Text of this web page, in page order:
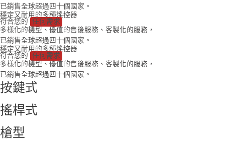
已銷售全球超過四十個國家。
穩定又耐用的多種遙控器
符合您的 任何需求
多樣化的機型、優值的售後服務、客製化的服務，
已銷售全球超過四十個國家。
穩定又耐用的多種遙控器
符合您的 任何需求
多樣化的機型、優值的售後服務、客製化的服務，
已銷售全球超過四十個國家。
按鍵式
搖桿式
槍型